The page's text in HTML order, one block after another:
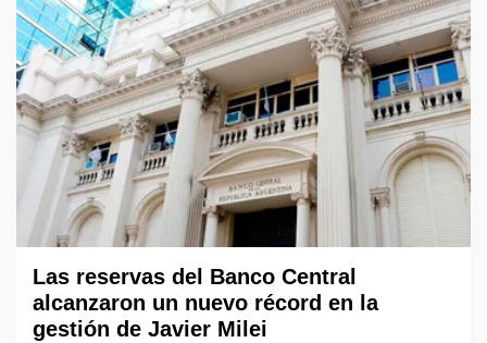
Las reservas del Banco Central
alcanzaron un nuevo récord en la
gestión de Javier Milei